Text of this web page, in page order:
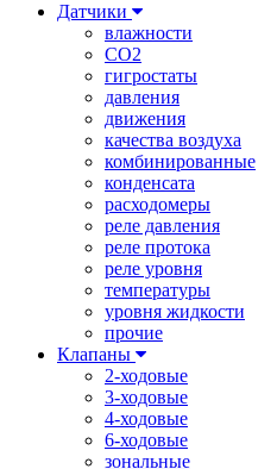
Датчики
влажности
CO2
гигростаты
давления
движения
качества воздуха
комбинированные
конденсата
расходомеры
реле давления
реле протока
реле уровня
температуры
уровня жидкости
прочие
Клапаны
2-ходовые
3-ходовые
4-ходовые
6-ходовые
зональные